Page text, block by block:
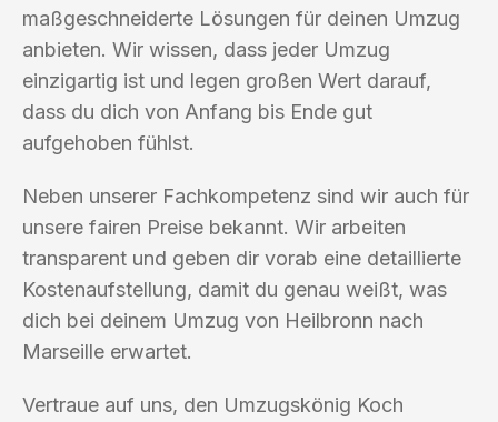
maßgeschneiderte Lösungen für deinen Umzug
anbieten. Wir wissen, dass jeder Umzug
einzigartig ist und legen großen Wert darauf,
dass du dich von Anfang bis Ende gut
aufgehoben fühlst.
Neben unserer Fachkompetenz sind wir auch für
unsere fairen Preise bekannt. Wir arbeiten
transparent und geben dir vorab eine detaillierte
Kostenaufstellung, damit du genau weißt, was
dich bei deinem Umzug von Heilbronn nach
Marseille erwartet.
Vertraue auf uns, den Umzugskönig Koch